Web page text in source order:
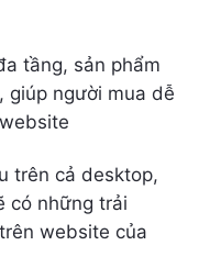
tầng, sản phẩm
giúp người mua dễ
trên cả desktop,
có những trải
website của